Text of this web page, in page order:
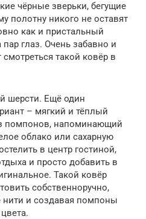
чёрные зверьки, бегущие
полотну никого не оставят
как и пристальный
глаз. Очень забавно и
такой ковёр в
шерсти. Ещё один
– мягкий и тёплый
помпонов, напоминающий
облако или сахарную
в центр гостиной,
и просто добавить в
Такой ковёр
собственноручно,
нити и создавая помпоны